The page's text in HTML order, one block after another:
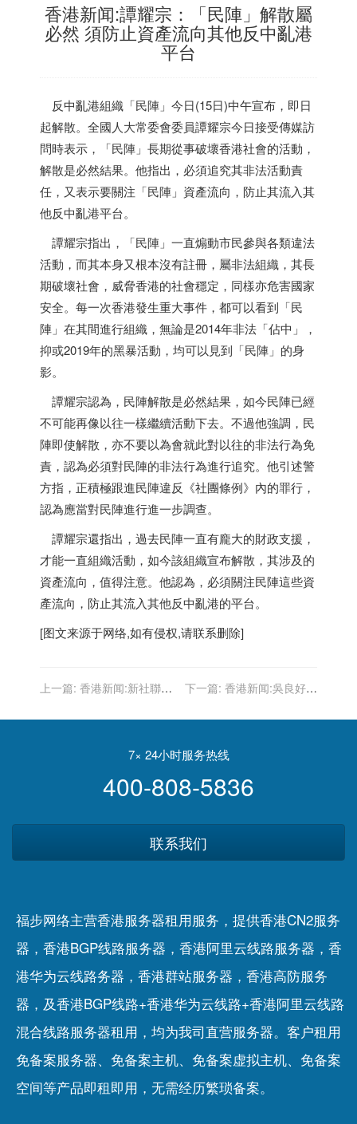
香港新闻:譚耀宗：「民陣」解散屬
必然 須防止資產流向其他反中亂港
平台
反中亂港組織「民陣」今日(15日)中午宣布，即日
起解散。全國人大常委會委員譚耀宗今日接受傳媒訪
問時表示，「民陣」長期從事破壞香港社會的活動，
解散是必然結果。他指出，必須追究其非法活動責
任，又表示要關注「民陣」資產流向，防止其流入其
他反中亂港平台。
譚耀宗指出，「民陣」一直煽動市民參與各類違法
活動，而其本身又根本沒有註冊，屬非法組織，其長
期破壞社會，威脅香港的社會穩定，同樣亦危害國家
安全。每一次香港發生重大事件，都可以看到「民
陣」在其間進行組織，無論是2014年非法「佔中」，
抑或2019年的黑暴活動，均可以見到「民陣」的身
影。
譚耀宗認為，民陣解散是必然結果，如今民陣已經
不可能再像以往一樣繼續活動下去。不過他強調，民
陣即使解散，亦不要以為會就此對以往的非法行為免
責，認為必須對民陣的非法行為進行追究。他引述警
方指，正積極跟進民陣違反《社團條例》內的罪行，
認為應當對民陣進行進一步調查。
譚耀宗還指出，過去民陣一直有龐大的財政支援，
才能一直組織活動，如今該組織宣布解散，其涉及的
資產流向，值得注意。他認為，必須關注民陣這些資
產流向，防止其流入其他反中亂港的平台。
[图文来源于网络,如有侵权,请联系删除]
上一篇: 香港新闻:新社聯：
持警方繼續展開相關調查
下一篇: 香港新闻:吳良好：
警方續追查其資金用途
7× 24小时服务热线
400-808-5836
联系我们
福步网络主营香港服务器租用服务，提供香港CN2服务
器，香港BGP线路服务器，香港阿里云线路服务器，香
港华为云线路务器，香港群站服务器，香港高防服务
器，及香港BGP线路+香港华为云线路+香港阿里云线路
混合线路服务器租用，均为我司直营服务器。客户租用
免备案服务器、 免备案主机、 免备案虚拟主机、 免备案
空间等产品即租即用，无需经历繁琐备案。